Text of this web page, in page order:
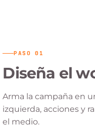
PASO01
Diseña el
Arma la campaña en
izquierda, acciones y
el medio.